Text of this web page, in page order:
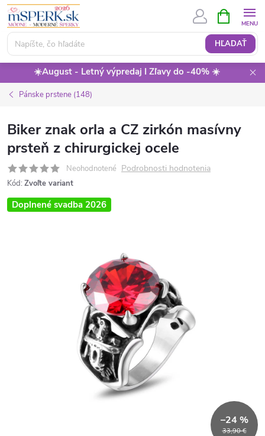
Prejsť
obsah
HĽADAŤ
KOŠÍK
☀️August - Letný výpredaj I Zľavy do -40% ☀️
Pánske prstene (148)
Biker znak orla a CZ zirkón masívny
prsteň z chirurgickej ocele
Neohodnotené Podrobnosti hodnotenia
Kód: Zvoľte variant
Doplnené svadba 2026
33,90 €
–24 %